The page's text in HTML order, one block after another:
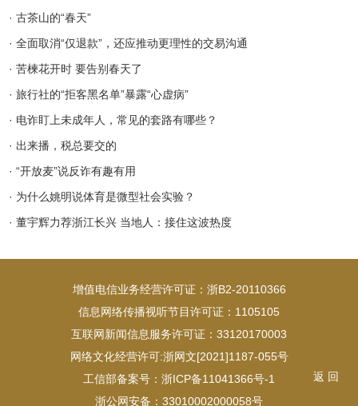
返 回
· 古茶山的“春天”
· 全面取消“仅退款”，还应推动更理性的交易沟通
· 苦楝花开时 要告别春天了
· 旅行社的“拒客黑名单”暴露“心虚病”
· 电诈盯上未成年人，常见的套路有哪些？
· 出来播，税总要交的
· “开放麦”说反诈有趣有用
· 为什么姚明说体育是微型社会实验？
· 董宇辉力荐浙江长兴 当地人：接住这波热度
增值电信业务经营许可证：浙B2-20110366
信息网络传播视听节目许可证：1105105
互联网新闻信息服务许可证：33120170003
网络文化经营许可:浙网文[2021]1187-055号
工信部备案号：浙ICP备11041366号-1
浙公网安备：33010002000058号